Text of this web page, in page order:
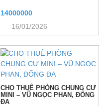
14000000
16/01/2026
CHO THUÊ PHÒNG CHUNG CƯ
MINI – VŨ NGỌC PHAN, ĐỐNG
ĐA